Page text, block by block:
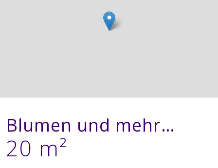
Blumen und mehr…
20 m²